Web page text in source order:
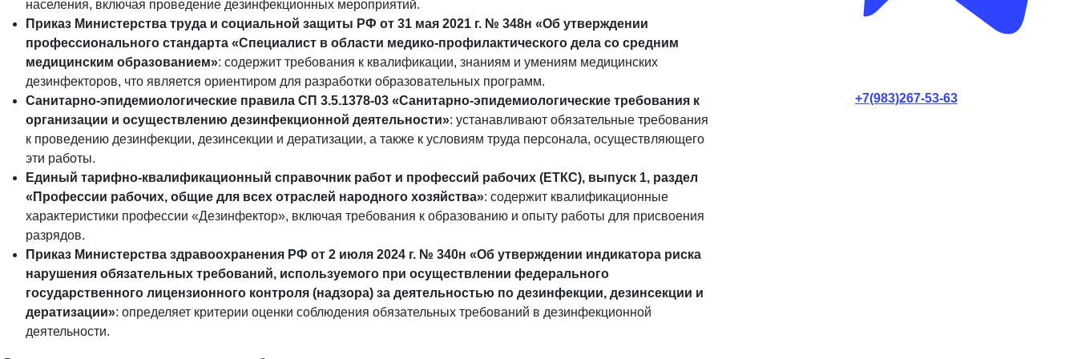
населения, включая проведение дезинфекционных мероприятий.
Приказ Министерства труда и социальной защиты РФ от 31 мая 2021 г. № 348н «Об утверждении
профессионального стандарта «Специалист в области медико-профилактического дела со средним
медицинским образованием»: содержит требования к квалификации, знаниям и умениям медицинских
дезинфекторов, что является ориентиром для разработки образовательных программ.
Санитарно-эпидемиологические правила СП 3.5.1378-03 «Санитарно-эпидемиологические требования к
организации и осуществлению дезинфекционной деятельности»: устанавливают обязательные требования
к проведению дезинфекции, дезинсекции и дератизации, а также к условиям труда персонала, осуществляющего
эти работы.
Единый тарифно-квалификационный справочник работ и профессий рабочих (ЕТКС), выпуск 1, раздел
«Профессии рабочих, общие для всех отраслей народного хозяйства»: содержит квалификационные
характеристики профессии «Дезинфектор», включая требования к образованию и опыту работы для присвоения
разрядов.
Приказ Министерства здравоохранения РФ от 2 июля 2024 г. № 340н «Об утверждении индикатора риска
нарушения обязательных требований, используемого при осуществлении федерального
государственного лицензионного контроля (надзора) за деятельностью по дезинфекции, дезинсекции и
дератизации»: определяет критерии оценки соблюдения обязательных требований в дезинфекционной
деятельности.
+7(983)267-53-63